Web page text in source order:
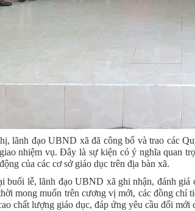
lãnh đạo UBND xã đã công bố và trao các
nhiệm vụ. Đây là sự kiện có ý nghĩa quan
của các cơ sở giáo dục trên địa bàn xã.
lễ, lãnh đạo UBND xã ghi nhận, đánh giá
mong muốn trên cương vị mới, các đồng chí
chất lượng giáo dục, đáp ứng yêu cầu đổi mới